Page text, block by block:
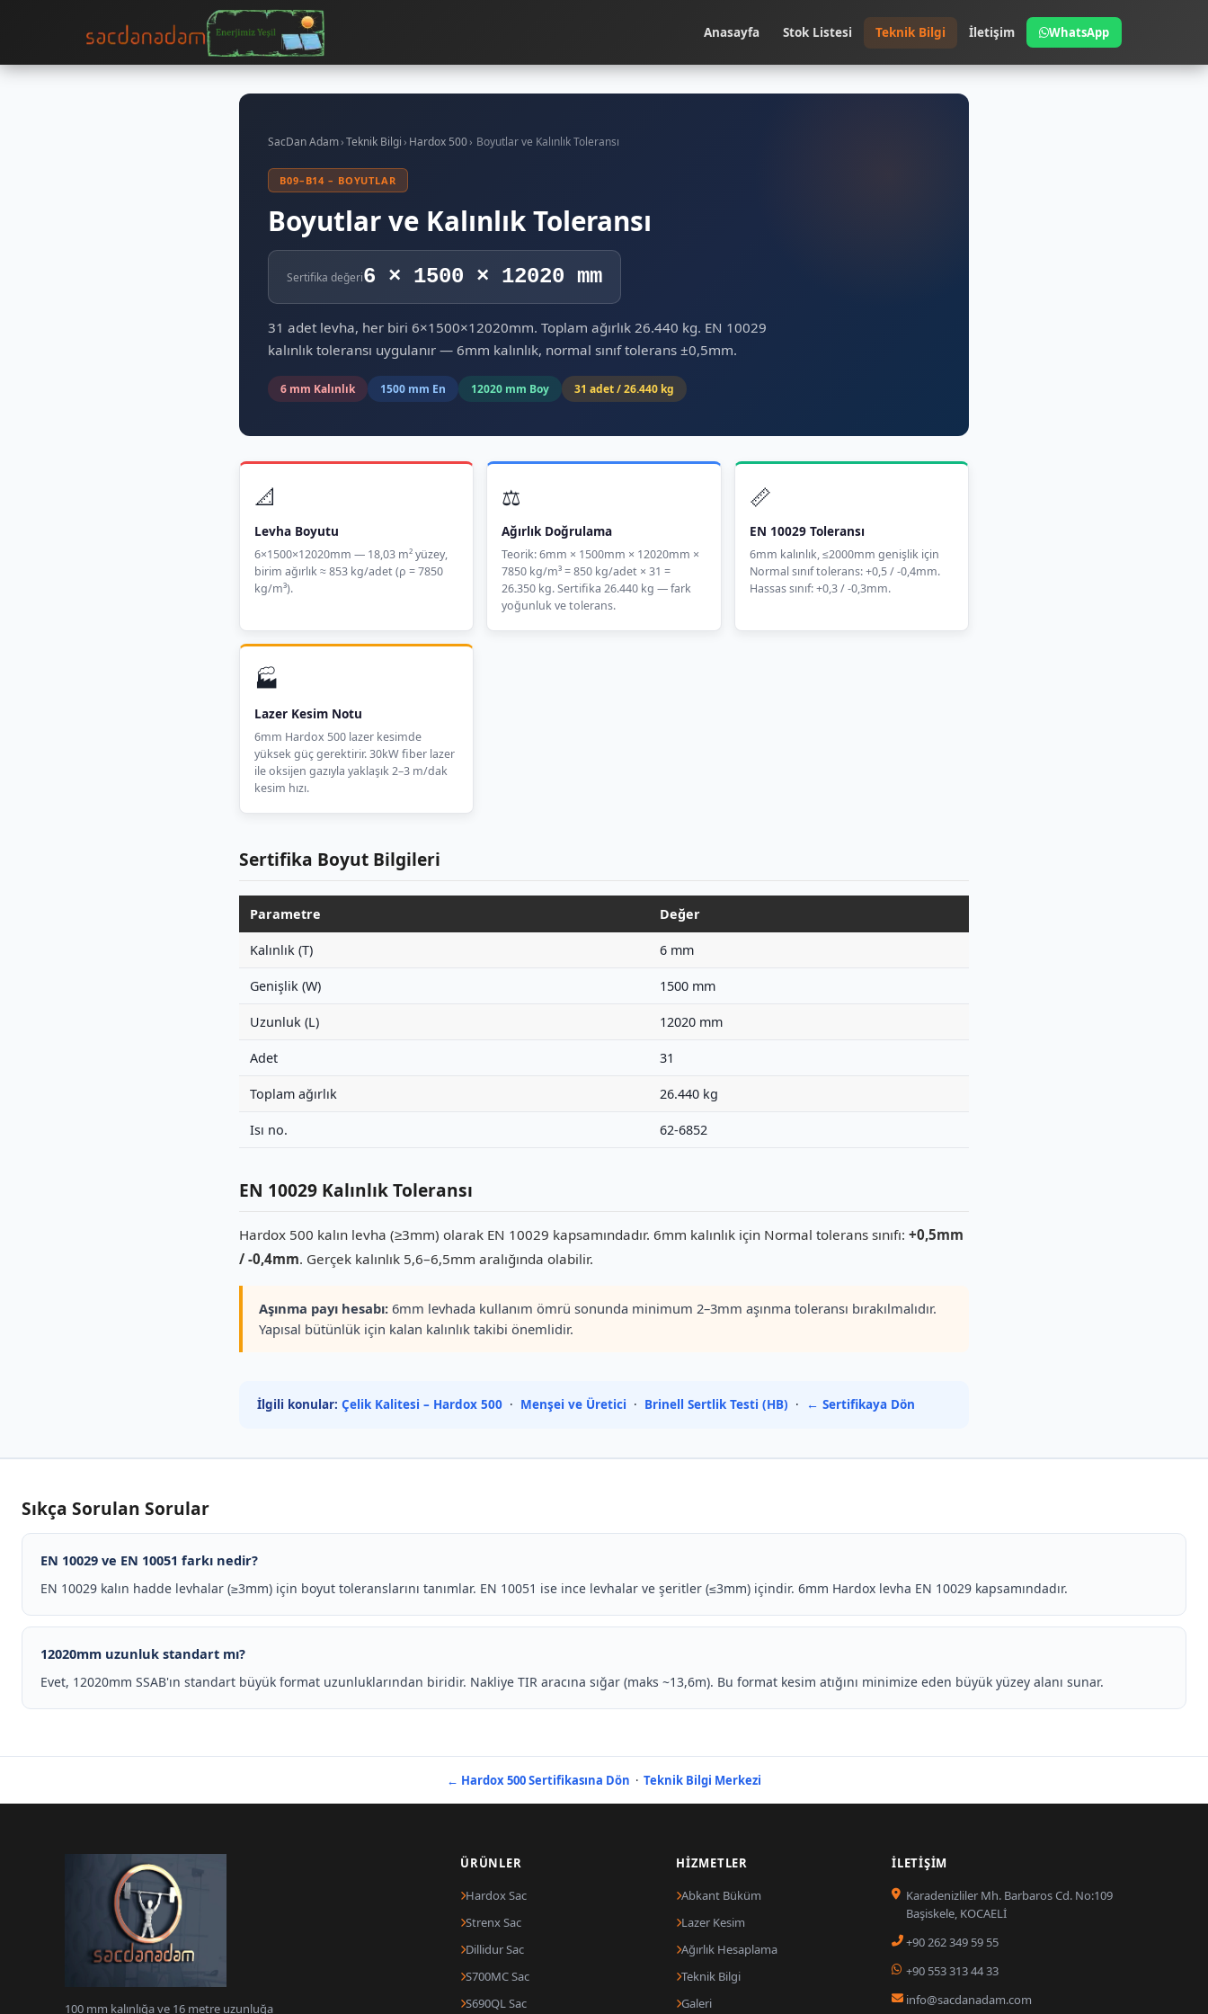
Anasayfa Stok Listesi Teknik Bilgi İletişim WhatsApp
SacDan Adam›Teknik Bilgi› Hardox 500› Boyutlar ve Kalınlık Toleransı
B09–B14 – BOYUTLAR
Boyutlar ve Kalınlık Toleransı
Sertifika değeri6 × 1500 × 12020 mm
31 adet levha, her biri 6×1500×12020mm. Toplam ağırlık 26.440 kg. EN 10029
kalınlık toleransı uygulanır — 6mm kalınlık, normal sınıf tolerans ±0,5mm.
6 mm Kalınlık 1500 mm En 12020 mm Boy 31 adet / 26.440 kg
📐
Levha Boyutu
6×1500×12020mm — 18,03 m² yüzey,
birim ağırlık ≈ 853 kg/adet (ρ = 7850
kg/m³).
⚖️
Ağırlık Doğrulama
Teorik: 6mm × 1500mm × 12020mm ×
7850 kg/m³ = 850 kg/adet × 31 =
26.350 kg. Sertifika 26.440 kg — fark
yoğunluk ve tolerans.
📏
EN 10029 Toleransı
6mm kalınlık, ≤2000mm genişlik için
Normal sınıf tolerans: +0,5 / -0,4mm.
Hassas sınıf: +0,3 / -0,3mm.
🏭
Lazer Kesim Notu
6mm Hardox 500 lazer kesimde
yüksek güç gerektirir. 30kW fiber lazer
ile oksijen gazıyla yaklaşık 2–3 m/dak
kesim hızı.
Sertifika Boyut Bilgileri
Parametre Değer
Kalınlık (T) 6 mm
Genişlik (W) 1500 mm
Uzunluk (L) 12020 mm
Adet 31
Toplam ağırlık 26.440 kg
Isı no. 62-6852
EN 10029 Kalınlık Toleransı
Hardox 500 kalın levha (≥3mm) olarak EN 10029 kapsamındadır. 6mm kalınlık için Normal tolerans sınıfı: +0,5mm
/ -0,4mm. Gerçek kalınlık 5,6–6,5mm aralığında olabilir.
Aşınma payı hesabı: 6mm levhada kullanım ömrü sonunda minimum 2–3mm aşınma toleransı bırakılmalıdır.
Yapısal bütünlük için kalan kalınlık takibi önemlidir.
İlgili konular: Çelik Kalitesi – Hardox 500 · Menşei ve Üretici · Brinell Sertlik Testi (HB) · ← Sertifikaya Dön
Sıkça Sorulan Sorular
EN 10029 ve EN 10051 farkı nedir?
EN 10029 kalın hadde levhalar (≥3mm) için boyut toleranslarını tanımlar. EN 10051 ise ince levhalar ve şeritler (≤3mm) içindir. 6mm Hardox levha EN 10029 kapsamındadır.
12020mm uzunluk standart mı?
Evet, 12020mm SSAB'ın standart büyük format uzunluklarından biridir. Nakliye TIR aracına sığar (maks ~13,6m). Bu format kesim atığını minimize eden büyük yüzey alanı sunar.
← Hardox 500 Sertifikasına Dön · Teknik Bilgi Merkezi
100 mm kalınlığa ve 16 metre uzunluğa
ÜRÜNLER
Hardox Sac
Strenx Sac
Dillidur Sac
S700MC Sac
S690QL Sac
HIZMETLER
Abkant Büküm
Lazer Kesim
Ağırlık Hesaplama
Teknik Bilgi
Galeri
İLETIŞIM
Karadenizliler Mh. Barbaros Cd. No:109
Başiskele, KOCAELİ
+90 262 349 59 55
+90 553 313 44 33
info@sacdanadam.com